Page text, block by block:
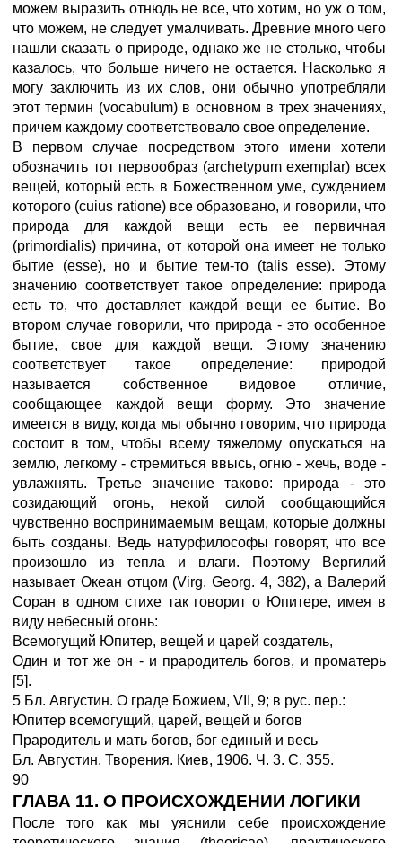
можем выразить отнюдь не все, что хотим, но уж о том,
что можем, не следует умалчивать. Древние много чего
нашли сказать о природе, однако же не столько, чтобы
казалось, что больше ничего не остается. Насколько я
могу заключить из их слов, они обычно употребляли
этот термин (vocabulum) в основном в трех значениях,
причем каждому соответствовало свое определение.
В первом случае посредством этого имени хотели
обозначить тот первообраз (archetypum exemplar) всех
вещей, который есть в Божественном уме, суждением
которого (cuius ratione) все образовано, и говорили, что
природа для каждой вещи есть ее первичная
(primordialis) причина, от которой она имеет не только
бытие (esse), но и бытие тем-то (talis esse). Этому
значению соответствует такое определение: природа
есть то, что доставляет каждой вещи ее бытие. Во
втором случае говорили, что природа - это особенное
бытие, свое для каждой вещи. Этому значению
соответствует такое определение: природой
называется собственное видовое отличие,
сообщающее каждой вещи форму. Это значение
имеется в виду, когда мы обычно говорим, что природа
состоит в том, чтобы всему тяжелому опускаться на
землю, легкому - стремиться ввысь, огню - жечь, воде -
увлажнять. Третье значение таково: природа - это
созидающий огонь, некой силой сообщающийся
чувственно воспринимаемым вещам, которые должны
быть созданы. Ведь натурфилософы говорят, что все
произошло из тепла и влаги. Поэтому Вергилий
называет Океан отцом (Virg. Georg. 4, 382), а Валерий
Соран в одном стихе так говорит о Юпитере, имея в
виду небесный огонь:
Всемогущий Юпитер, вещей и царей создатель,
Один и тот же он - и прародитель богов, и проматерь
[5].
5 Бл. Августин. О граде Божием, VII, 9; в рус. пер.:
Юпитер всемогущий, царей, вещей и богов
Прародитель и мать богов, бог единый и весь
Бл. Августин. Творения. Киев, 1906. Ч. 3. С. 355.
90
ГЛАВА 11. О ПРОИСХОЖДЕНИИ ЛОГИКИ
После того как мы уяснили себе происхождение